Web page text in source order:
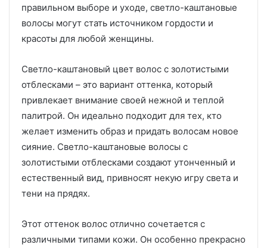
правильном выборе и уходе, светло-каштановые
волосы могут стать источником гордости и
красоты для любой женщины.
Светло-каштановый цвет волос с золотистыми
отблесками – это вариант оттенка, который
привлекает внимание своей нежной и теплой
палитрой. Он идеально подходит для тех, кто
желает изменить образ и придать волосам новое
сияние. Светло-каштановые волосы с
золотистыми отблесками создают утонченный и
естественный вид, привносят некую игру света и
тени на прядях.
Этот оттенок волос отлично сочетается с
различными типами кожи. Он особенно прекрасно